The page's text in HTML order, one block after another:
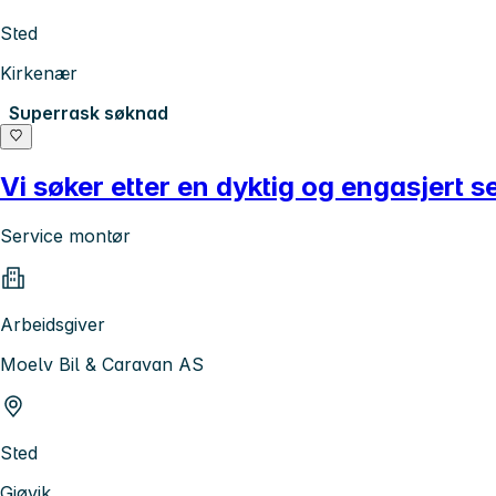
Sted
Kirkenær
Superrask søknad
Vi søker etter en dyktig og engasjert
Service montør
Arbeidsgiver
Moelv Bil & Caravan AS
Sted